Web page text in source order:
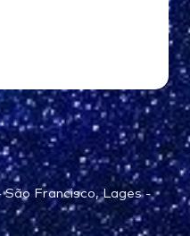
Francisco, Lages -